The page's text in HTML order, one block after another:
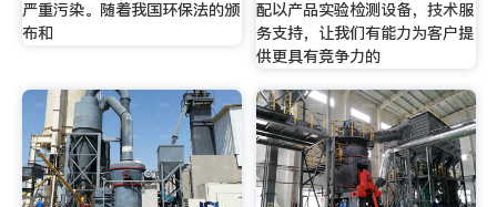
严重污染。随着我国环保法的颁
布和
配以产品实验检测设备，技术服
务支持，让我们有能力为客户提
供更具有竞争力的